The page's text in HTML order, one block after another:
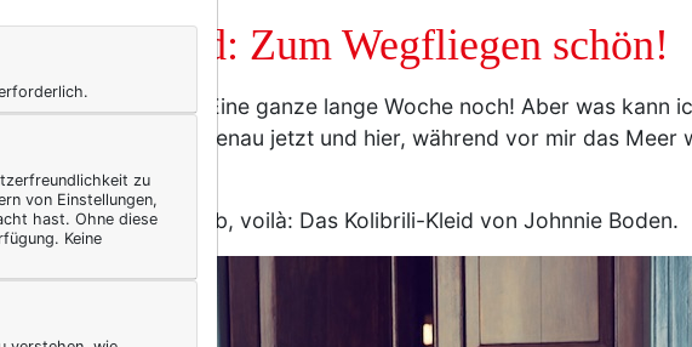
ahead: Zum Wegfliegen schön!
Ich bin im Urlaub. Eine ganze lange Woche noch! Aber was kann
begegnete - genau jetzt und hier, während vor mir das Meer
auch nicht. Deshalb, voilà: Das Kolibrili-Kleid von Johnnie Boden.
zu
von Einstellungen,
hast. Ohne diese
Keine